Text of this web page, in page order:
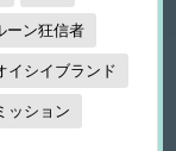
ーン狂信者
イシイブランド
ッション